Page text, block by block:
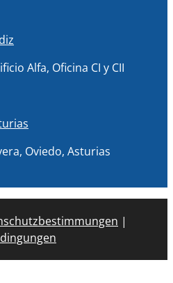
Alfa, Oficina CI y CII
Oviedo, Asturias
|